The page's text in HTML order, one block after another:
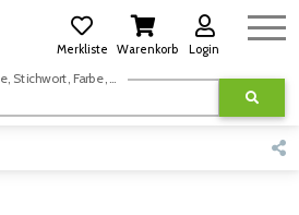
Merkliste Warenkorb Login
Suchen nach Kategorie, Name, Stichwort, Farbe, usw.